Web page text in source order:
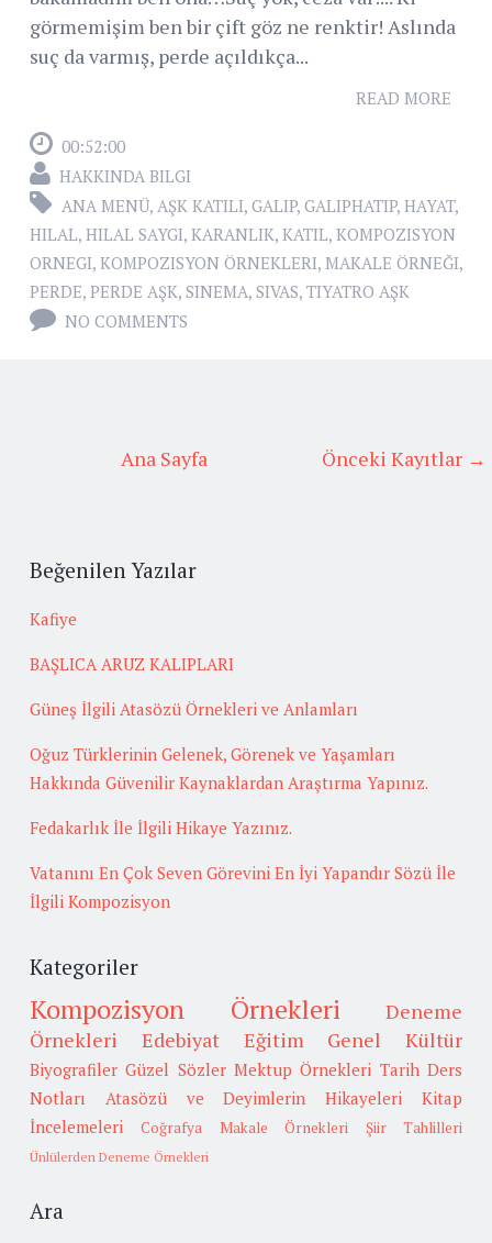
görmemişim ben bir çift göz ne renktir! Aslında
suç da varmış, perde açıldıkça...
READ MORE
00:52:00
HAKKINDA BILGI
ANA MENÜ, AŞK KATILI, GALIP, GALIPHATIP, HAYAT,
HILAL, HILAL SAYGI, KARANLIK, KATIL, KOMPOZISYON
ORNEGI, KOMPOZISYON ÖRNEKLERI, MAKALE ÖRNEĞI,
PERDE, PERDE AŞK, SINEMA, SIVAS, TIYATRO AŞK
NO COMMENTS
Önceki Kayıtlar →
Ana Sayfa
Beğenilen Yazılar
Kafiye
BAŞLICA ARUZ KALIPLARI
Güneş İlgili Atasözü Örnekleri ve Anlamları
Oğuz Türklerinin Gelenek, Görenek ve Yaşamları
Hakkında Güvenilir Kaynaklardan Araştırma Yapınız.
Fedakarlık İle İlgili Hikaye Yazınız.
Vatanını En Çok Seven Görevini En İyi Yapandır Sözü İle
İlgili Kompozisyon
Kategoriler
Kompozisyon Örnekleri
Deneme
Örnekleri
Edebiyat Eğitim Genel Kültür
Biyografiler Güzel Sözler Mektup Örnekleri Tarih Ders
Notları
Atasözü ve Deyimlerin Hikayeleri
Kitap
İncelemeleri
Coğrafya Makale Örnekleri Şiir Tahlilleri
Ünlülerden Deneme Örnekleri
Ara